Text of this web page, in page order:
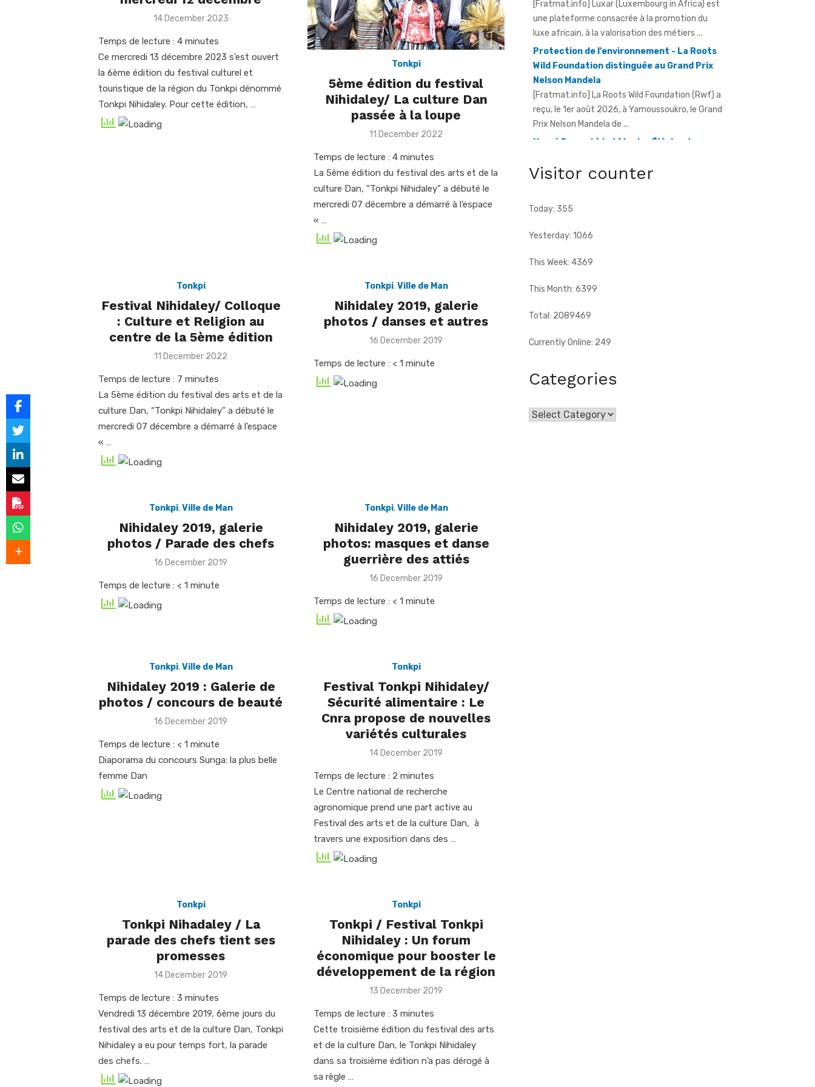
Posted
14 December 2023
Temps de lecture : 4 minutes
Ce mercredi 13 décembre 2023 s’est ouvert
la 6ème édition du festival culturel et
touristique de la région du Tonkpi dénommé
Tonkpi Nihidaley. Pour cette édition, …
Tonkpi
5ème édition du festival
Nihidaley/ La culture Dan
passée à la loupe
Posted
11 December 2022
Temps de lecture : 4 minutes
La 5ème édition du festival des arts et de la
culture Dan, “Tonkpi Nihidaley” a débuté le
mercredi 07 décembre a démarré à l’espace
« …
Tonkpi
Festival Nihidaley/ Colloque
: Culture et Religion au
centre de la 5ème édition
Posted
11 December 2022
Temps de lecture : 7 minutes
La 5ème édition du festival des arts et de la
culture Dan, “Tonkpi Nihidaley” a débuté le
mercredi 07 décembre a démarré à l’espace
« …
Tonkpi,Ville de Man
Nihidaley 2019, galerie
photos / danses et autres
Posted
16 December 2019
Temps de lecture : < 1 minute
Tonkpi,Ville de Man
Nihidaley 2019, galerie
photos / Parade des chefs
Posted
16 December 2019
Temps de lecture : < 1 minute
Tonkpi,Ville de Man
Nihidaley 2019, galerie
photos: masques et danse
guerrière des attiés
Posted
16 December 2019
Temps de lecture : < 1 minute
Tonkpi,Ville de Man
Nihidaley 2019 : Galerie de
photos / concours de beauté
Posted
16 December 2019
Temps de lecture : < 1 minute
Diaporama du concours Sunga: la plus belle
femme Dan
Tonkpi
Festival Tonkpi Nihidaley/
Sécurité alimentaire : Le
Cnra propose de nouvelles
variétés culturales
Posted
14 December 2019
Temps de lecture : 2 minutes
Le Centre national de recherche
agronomique prend une part active au
Festival des arts et de la culture Dan, à
travers une exposition dans des …
Tonkpi
Tonkpi Nihadaley / La
parade des chefs tient ses
promesses
Posted
14 December 2019
Temps de lecture : 3 minutes
Vendredi 13 décembre 2019, 6ème jours du
festival des arts et de la culture Dan, Tonkpi
Nihidaley a eu pour temps fort, la parade
des chefs. …
Tonkpi
Tonkpi / Festival Tonkpi
Nihidaley : Un forum
économique pour booster le
développement de la région
Posted
13 December 2019
Temps de lecture : 3 minutes
Cette troisième édition du festival des arts
et de la culture Dan, le Tonkpi Nihidaley
dans sa troisième édition n’a pas dérogé à
sa règle …
[Fratmat.info] Luxar (Luxembourg in Africa) est
une plateforme consacrée à la promotion du
luxe africain, à la valorisation des métiers ...
Protection de l'environnement - La Roots
Wild Foundation distinguée au Grand Prix
Nelson Mandela
[Fratmat.info] La Roots Wild Foundation (Rwf) a
reçu, le 1er août 2026, à Yamoussoukro, le Grand
Prix Nelson Mandela de ...
Hervé Renard à la tête des Éléphants -
[Fratmat.info] L'expérience, la connaissance du
choix ...
Visitor counter
Today: 355
Yesterday: 1066
This Week: 4369
This Month: 6399
Total: 2089469
Currently Online: 249
Categories
Categories